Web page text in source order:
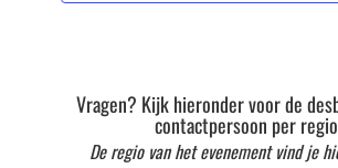
Vragen? Kijk hieronder voor de
contactpersoon per
De regio van het evenement vind je